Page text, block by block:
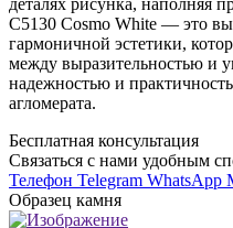
C5130 Cosmo White — это
гармоничной эстетики,
между выразительностью и
надежностью и
агломерата.
Бесплатная консультация
Связаться с нами удобным
Телефон Telegram WhatsApp
Образец камня